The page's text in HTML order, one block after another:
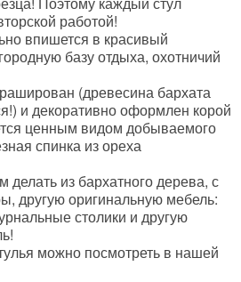
работой!
впишется в красивый
базу отдыха, охотничий
(древесина бархата
и декоративно оформлен корой
ценным видом добываемого
спинка из ореха
из бархатного дерева, с
другую оригинальную мебель:
столики и другую
можно посмотреть в нашей